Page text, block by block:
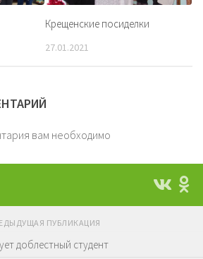
Крещенские посиделки
27.01.2021
вам необходимо
ПУБЛИКАЦИЯ
доблестный студент